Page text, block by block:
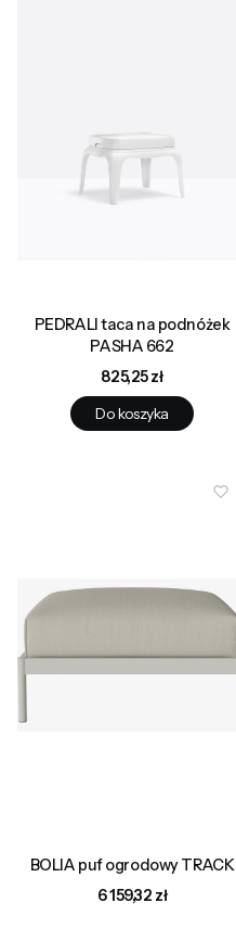
PEDRALI taca na podnóżek
PASHA 662
Cena
825,25 zł
Do koszyka
BOLIA puf ogrodowy TRACK
Cena
6 159,32 zł